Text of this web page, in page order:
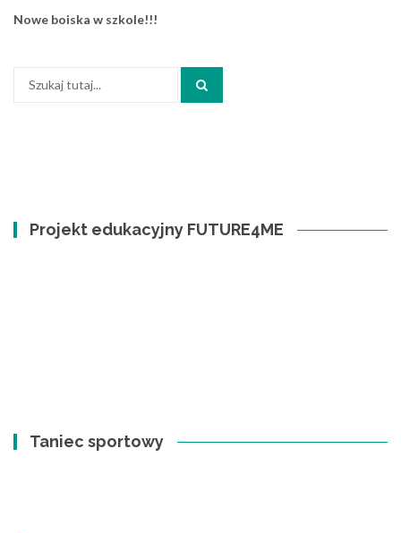
Nowe boiska w szkole!!!
Projekt edukacyjny FUTURE4ME
Taniec sportowy